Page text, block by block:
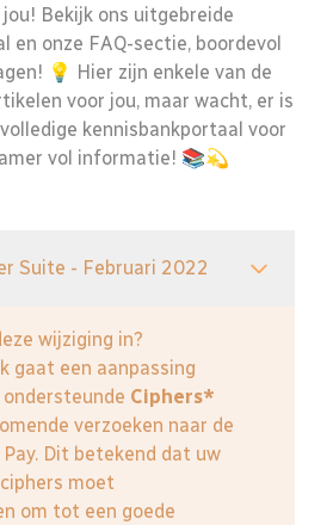
Bekijk ons uitgebreide
en onze FAQ-sectie, boordevol
💡 Hier zijn enkele van de
voor jou, maar wacht, er is
kennisbankportaal voor
vol informatie! 📚💫
Suite - Februari 2022
wijziging in?
gaat een aanpassing
Ciphers*
verzoeken naar de
Dit betekend dat uw
moet
om tot een goede